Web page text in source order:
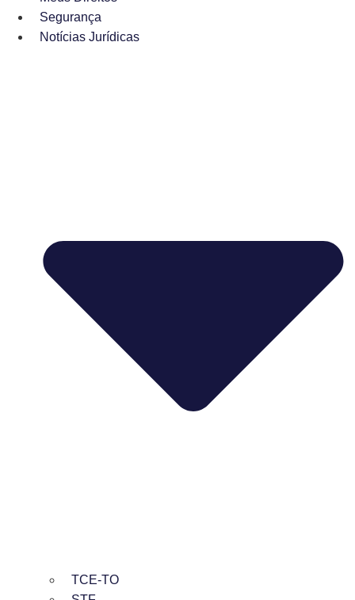
Segurança
Notícias Jurídicas
TCE-TO